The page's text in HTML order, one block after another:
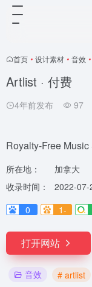
首页 • 设计素材 • 音效 •
Artlist · 付费
4年前发布 97
Royalty-Free
所在地：
加拿大
收录时间：
2022-07-
0
1-
打开网站
音效 # artlist